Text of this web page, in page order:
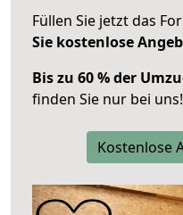
Füllen Sie jetzt das
Sie kostenlose
Bis zu 60 % der
finden Sie nur bei uns!
Kostenlose